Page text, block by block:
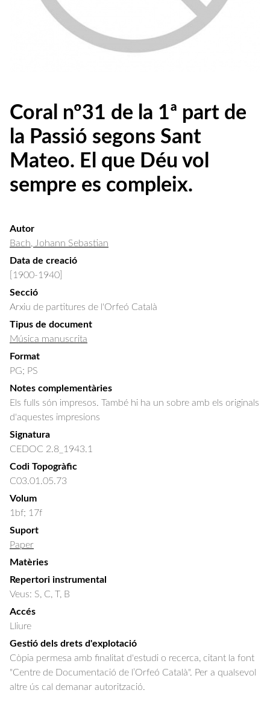
Coral nº31 de la 1ª part de
la Passió segons Sant
Mateo. El que Déu vol
sempre es compleix.
Autor
Bach, Johann Sebastian
Data de creació
[1900-1940]
Secció
Arxiu de partitures de l'Orfeó Català
Tipus de document
Música manuscrita
Format
PG; PS
Notes complementàries
Els fulls són impresos. També hi ha un sobre amb els originals
d'aquestes impresions
Signatura
CEDOC 2.8_1943.1
Codi Topogràfic
C03.01.05.73
Volum
1bf; 17f
Suport
Paper
Matèries
Repertori instrumental
Veus: S, C, T, B
Accés
Lliure
Gestió dels drets d'explotació
Còpia permesa amb finalitat d'estudi o recerca, citant la font
"Centre de Documentació de l’Orfeó Català". Per a qualsevol
altre ús cal demanar autorització.